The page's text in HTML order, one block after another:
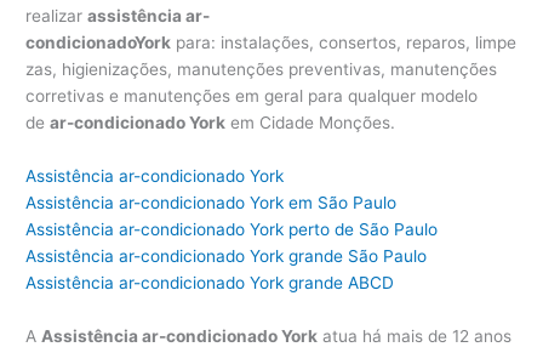
realizarassistência ar-
condicionadoYork para: instalações, consertos, reparos, limpe
zas, higienizações, manutenções preventivas, manutenções
corretivas e manutenções em geral para qualquer modelo
dear-condicionado York em Cidade Monções.
Assistência ar-condicionado York
Assistência ar-condicionado York em São Paulo
Assistência ar-condicionado York perto de São Paulo
Assistência ar-condicionado York grande São Paulo
Assistência ar-condicionado York grande ABCD
A Assistência ar-condicionado York atua há mais de 12 anos